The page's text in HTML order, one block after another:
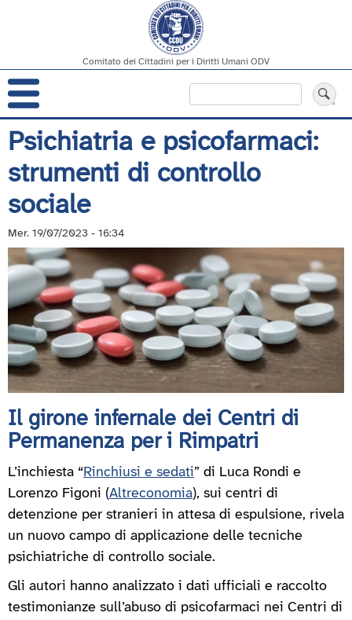
Salta
al
contenuto
principale
Comitato dei Cittadini per i Diritti Umani ODV
Navigazione
principale
Psichiatria e psicofarmaci:
strumenti di controllo
sociale
Mer. 19/07/2023 - 16:34
Il girone infernale dei Centri di
Permanenza per i Rimpatri
L’inchiesta “Rinchiusi e sedati” di Luca Rondi e
Lorenzo Figoni (Altreconomia), sui centri di
detenzione per stranieri in attesa di espulsione, rivela
un nuovo campo di applicazione delle tecniche
psichiatriche di controllo sociale.
Gli autori hanno analizzato i dati ufficiali e raccolto
testimonianze sull’abuso di psicofarmaci nei Centri di